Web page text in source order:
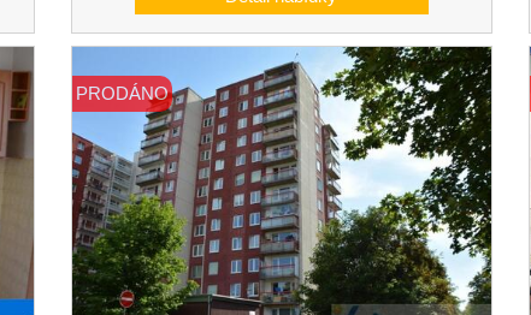
PRODÁNO